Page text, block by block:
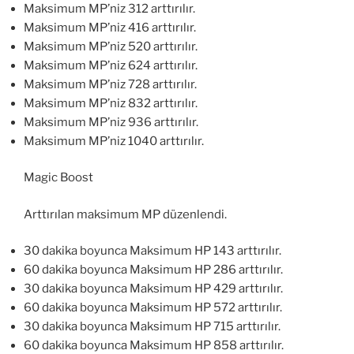
Maksimum MP’niz 312 arttırılır.
Maksimum MP’niz 416 arttırılır.
Maksimum MP’niz 520 arttırılır.
Maksimum MP’niz 624 arttırılır.
Maksimum MP’niz 728 arttırılır.
Maksimum MP’niz 832 arttırılır.
Maksimum MP’niz 936 arttırılır.
Maksimum MP’niz 1040 arttırılır.
Magic Boost
Arttırılan maksimum MP düzenlendi.
30 dakika boyunca Maksimum HP 143 arttırılır.
60 dakika boyunca Maksimum HP 286 arttırılır.
30 dakika boyunca Maksimum HP 429 arttırılır.
60 dakika boyunca Maksimum HP 572 arttırılır.
30 dakika boyunca Maksimum HP 715 arttırılır.
60 dakika boyunca Maksimum HP 858 arttırılır.